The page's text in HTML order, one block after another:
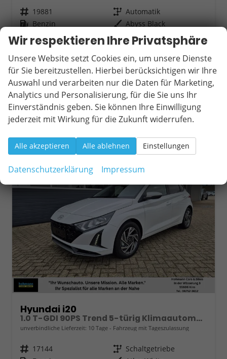
Fahrzeugnr. 19881 Getriebe Automatik
Kraftstoff Benzin Außenfarbe Abyss Black
66 kW (90 PS)
20 km
01.03.2026
22.000,– €
incl. 19% MwSt.
Wir rufen Sie an
Fahrzeugexposé (PDF)
Fahrzeug parken
Verbrauch kombiniert:
5,70 l/100km
CO -Klasse: D
CO2-Emissionen:129,00 g/km
ab 202,– € mtl.
Hyundai i20
1.0 T-GDI 90PS Trend 5-türig Klimaautomatik Sitzheizung Lenkradheizung Rückf.Kamera PDC Apple CarPlay Android Auto Tempomat Touchscreen 16"LM
unverbindliche Lieferzeit: 10 Tage Fahrzeug mit Tageszulassung
Fahrzeugnr. 17144 Getriebe Schaltgetriebe
Wir respektieren Ihre Privatsphäre
Unsere Website setzt Cookies ein, um unsere Dienste
für Sie bereitzustellen. Hierbei berücksichtigen wir Ihre
Auswahl und verarbeiten nur die Daten für Marketing,
Analytics und Personalisierung, für die Sie uns Ihr
Einverständnis geben. Sie können Ihre Einwilligung
jederzeit mit Wirkung für die Zukunft widerrufen.
Alle akzeptieren Alle ablehnen Einstellungen
Datenschutzerklärung Impressum